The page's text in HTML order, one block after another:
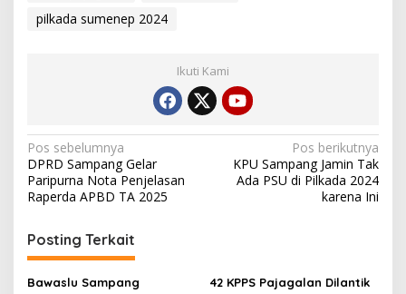
pilkada sumenep 2024
Ikuti Kami
Navigasi
pos
Pos sebelumnya
DPRD Sampang Gelar
Paripurna Nota Penjelasan
Raperda APBD TA 2025
Pos berikutnya
KPU Sampang Jamin Tak
Ada PSU di Pilkada 2024
karena Ini
Posting Terkait
Bawaslu Sampang
42 KPPS Pajagalan Dilantik